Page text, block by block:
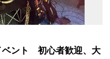
ベント 初心者歓迎、大